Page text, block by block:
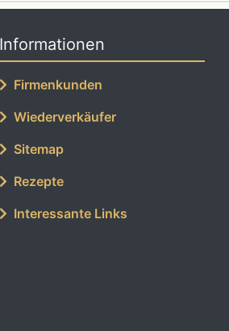
Informationen
Firmenkunden
Wiederverkäufer
Sitemap
Rezepte
Interessante Links